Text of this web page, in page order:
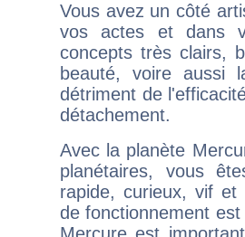
Vous avez un côté
vos actes et dans
concepts très clairs,
beauté, voire aussi
détriment de
détachement.
Avec la planète
planétaires, vous
rapide, curieux, vif et
de fonctionnement